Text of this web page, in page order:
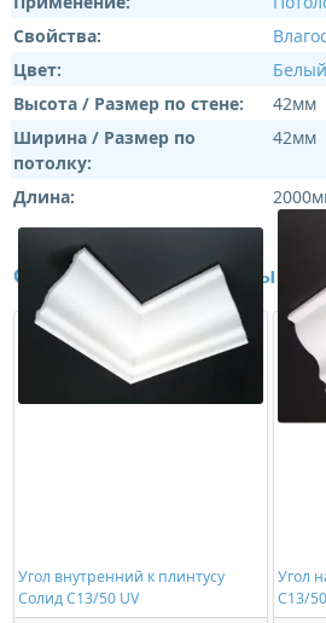
Свойства:
Цвет:
Белый
Высота / Размер по стене:
42мм
Ширина / Размер по
потолку:
42мм
Длина:
Сопутствующие товары
Угол внутренний к плинтусу
Солид С13/50 UV
Угол
С13/